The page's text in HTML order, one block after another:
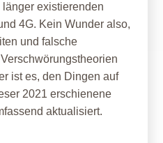
existierenden
4G. Kein Wunder also,
und falsche
ist es, den Dingen auf
2021 erschienene
aktualisiert.